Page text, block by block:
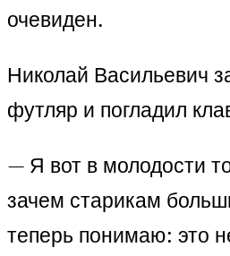
очевиден.
Николай Васильевич
футляр и погладил
— Я вот в молодости
зачем старикам
теперь понимаю: это